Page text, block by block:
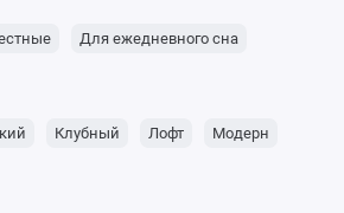
Для ежедневного сна
Клубный Лофт Модерн